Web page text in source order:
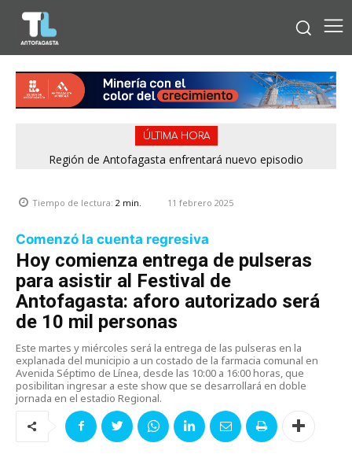
ÚLTIMA HORA
Región de Antofagasta enfrentará nuevo episodio
Bipay explica: Así funciona el pago con tarjetas bancarias en
Tiempo de lectura: 2 min. 11 febrero 2025
Comenzó la cuenta regresiva
Hoy comienza entrega de pulseras
para asistir al Festival de
Antofagasta: aforo autorizado será
de 10 mil personas
Este martes y miércoles será la entrega de las pulseras en la
explanada del municipio a un costado de la farmacia comunal en
Avenida Séptimo de Línea, desde las 10:00 a 16:00 horas, que
posibilitan ingresar a este show que se desarrollará en doble
jornada en el estadio Regional.